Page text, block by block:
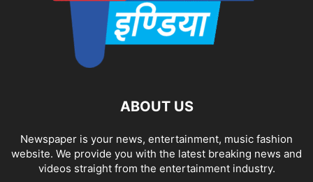
ABOUT US
Newspaper is your news, entertainment, music fashion
website. We provide you with the latest breaking news and
videos straight from the entertainment industry.